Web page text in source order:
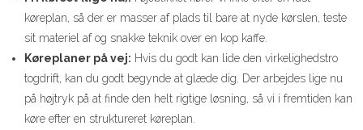
køreplan, så der er masser af plads til bare at nyde kørslen, teste
sit materiel af og snakke teknik over en kop kaffe.
Køreplaner på vej: Hvis du godt kan lide den virkelighedstro
togdrift, kan du godt begynde at glæde dig. Der arbejdes lige nu
på højtryk på at finde den helt rigtige løsning, så vi i fremtiden kan
køre efter en struktureret køreplan.